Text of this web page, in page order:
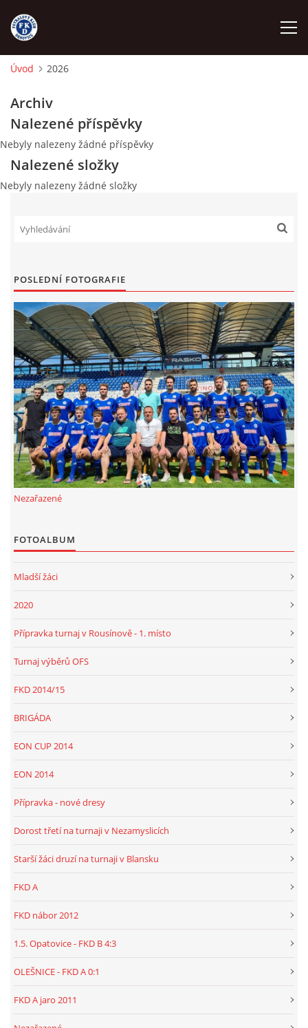
NÁBOR
FKD A
STARŠÍ ŽÁCI
MLADŠÍ ŽÁCI
MLADŠÍ ŽÁCI "B"
STARŠÍ PŘÍPRAVKA R 2012 + 2013
MLADŠÍ PŘÍPRAVKA R2014-2015
PODPORUJÍ NÁŠ KLUB
ARCHÍV
Úvod 2026
Archiv
Nalezené příspěvky
Nebyly nalezeny žádné příspěvky
Nalezené složky
Nebyly nalezeny žádné složky
POSLEDNÍ FOTOGRAFIE
Nezařazené
FOTOALBUM
Mladší žáci
2020
Přípravka turnaj v Rousínově - 1. místo
Turnaj výběrů OFS
FKD 2014/15
BRIGÁDA
EON CUP 2014
EON 2014
Přípravka - nové dresy
Dorost třetí na turnaji v Nezamyslicích
Starší žáci druzí na turnaji v Blansku
FKD A
FKD nábor 2012
1.5. Opatovice - FKD B 4:3
OLEŠNICE - FKD A 0:1
FKD A jaro 2011